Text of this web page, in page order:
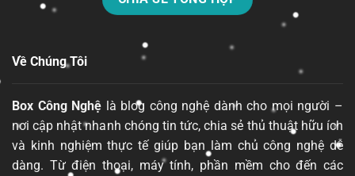
Về Chúng Tôi
Box Công Nghệ là blog công nghệ dành cho mọi người –
nơi cập nhật nhanh chóng tin tức, chia sẻ thủ thuật hữu ích
và kinh nghiệm thực tế giúp bạn làm chủ công nghệ dễ
dàng. Từ điện thoại, máy tính, phần mềm cho đến các